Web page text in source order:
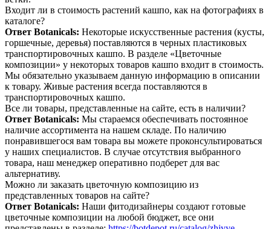
Входит ли в стоимость растений кашпо, как на фотографиях в
каталоге?
Ответ Botanicals: Некоторые искусственные растения (кусты,
горшечные, деревья) поставляются в черных пластиковых
транспортировочных кашпо. В разделе «Цветочные
композиции» у некоторых товаров кашпо входит в стоимость.
Мы обязательно указываем данную информацию в описании
к товару. Живые растения всегда поставляются в
транспортировочных кашпо.
Все ли товары, представленные на сайте, есть в наличии?
Ответ Botanicals: Мы стараемся обеспечивать постоянное
наличие ассортимента на нашем складе. По наличию
понравившегося вам товара вы можете проконсультироваться
у наших специалистов. В случае отсутствия выбранного
товара, наш менеджер оперативно подберет для вас
альтернативу.
Можно ли заказать цветочную композицию из
представленных товаров на сайте?
Ответ Botanicals: Наши фитодизайнеры создают готовые
цветочные композиции на любой бюджет, все они